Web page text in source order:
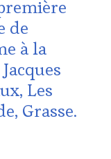
de
à la
Les
Grasse.